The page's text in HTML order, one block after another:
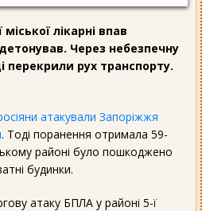
лікарні впав
Через небезпечну
перекрили рух транспорту.
атакували Запоріжжя
. Тоді поранення отримала 59-
районі було пошкоджено
будинки.
атаку БПЛА у районі 5-ї